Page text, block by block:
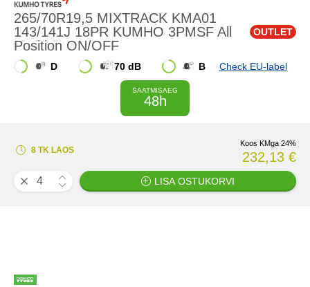
265/70R19,5 MIXTRACK KMA01
143/141J 18PR KUMHO 3PMSF All
Position ON/OFF
OUTLET
D 70 dB B Check EU-label
SAATMISAEG
48h
8 TK LAOS
Koos KMga 24%
232,13 €
LISA OSTUKORVI